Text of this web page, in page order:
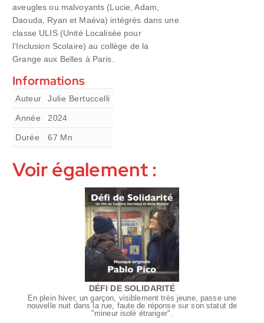
aveugles ou malvoyants (Lucie, Adam,
Daouda, Ryan et Maéva) intégrés dans une
classe ULIS (Unité Localisée pour
l’Inclusion Scolaire) au collège de la
Grange aux Belles à Paris.
Informations
Auteur Julie Bertuccelli
Année 2024
Durée 67 Mn
Voir également :
DÉFI DE SOLIDARITÉ
En plein hiver, un garçon, visiblement très jeune, passe une
nouvelle nuit dans la rue, faute de réponse sur son statut de
"mineur isolé étranger".